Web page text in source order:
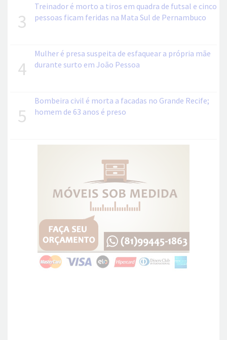
3
Treinador é morto a tiros em quadra de futsal e cinco
pessoas ficam feridas na Mata Sul de Pernambuco
4
Mulher é presa suspeita de esfaquear a própria mãe
durante surto em João Pessoa
5
Bombeira civil é morta a facadas no Grande Recife;
homem de 63 anos é preso